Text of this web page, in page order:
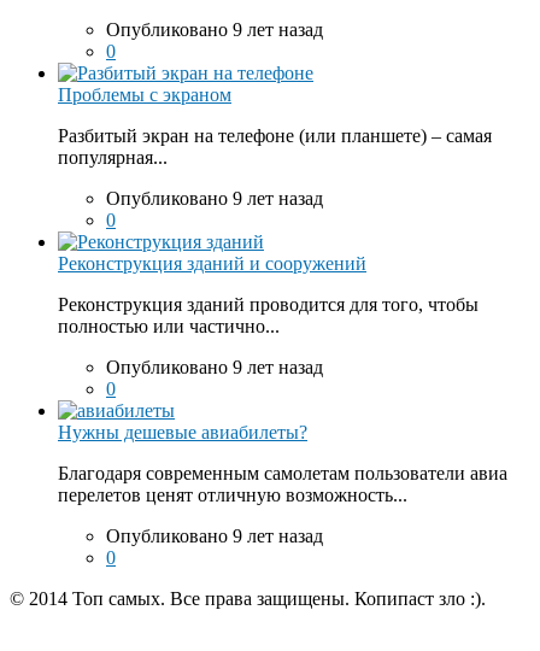
Опубликовано 9 лет назад
0
Проблемы с экраном
Разбитый экран на телефоне (или планшете) – самая
популярная...
Опубликовано 9 лет назад
0
Реконструкция зданий и сооружений
Реконструкция зданий проводится для того, чтобы
полностью или частично...
Опубликовано 9 лет назад
0
Нужны дешевые авиабилеты?
Благодаря современным самолетам пользователи авиа
перелетов ценят отличную возможность...
Опубликовано 9 лет назад
0
© 2014 Топ самых. Все права защищены. Копипаст зло :).